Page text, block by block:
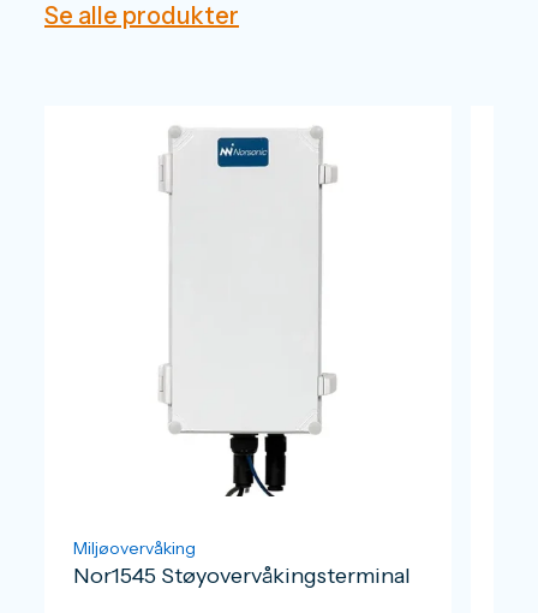
Se alle produkter
Miljøovervåking
Nor1545 Støyovervåkingsterminal